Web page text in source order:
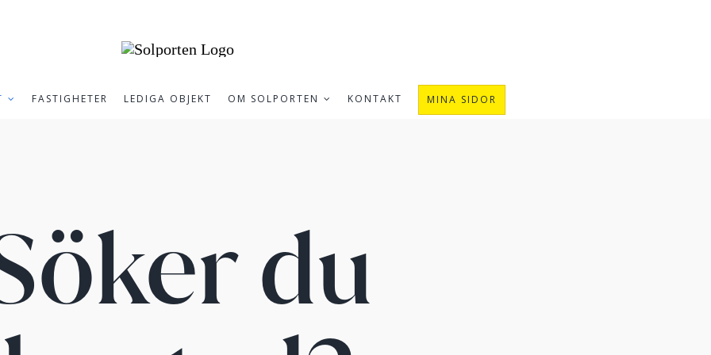
FASTIGHETER LEDIGA OBJEKT OM SOLPORTEN KONTAKT MINA SIDOR
du